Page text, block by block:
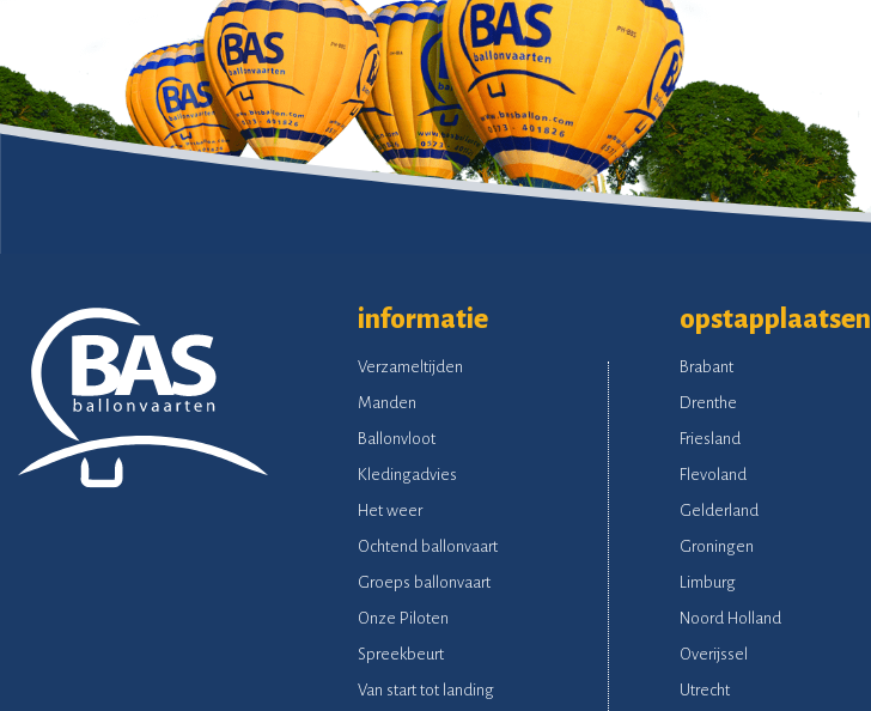
informatie
Verzameltijden
Manden
Ballonvloot
Kledingadvies
Het weer
Ochtend ballonvaart
Groeps ballonvaart
Onze Piloten
Spreekbeurt
Van start tot landing
opstapplaatsen
Brabant
Drenthe
Friesland
Flevoland
Gelderland
Groningen
Limburg
Noord Holland
Overijssel
Utrecht